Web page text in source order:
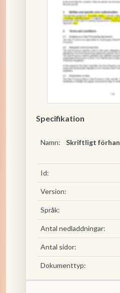
Specifikation
Namn:
Skriftligt
Id:
Version:
Språk:
Antal nedladdningar:
Antal sidor:
Dokumenttyp: